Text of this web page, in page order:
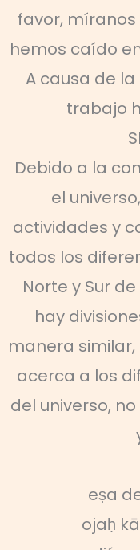
favor,
hemos caído
A causa de
trabajo
Debido a la
el
actividades y
todos los
Norte y Sur
hay
manera similar,
acerca a los
del universo,
eṣa
ojaḥ